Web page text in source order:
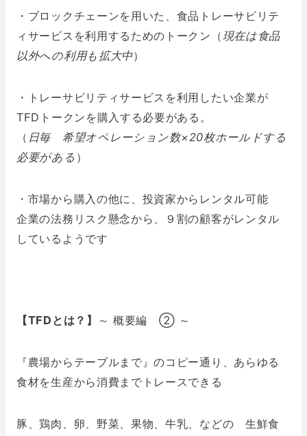
・ブロックチェーンを用いた、食品トレーサビリテ
ィサービスを利用するためのトークン（現在は食品
以外への利用も拡大中）
・トレーサビリティサービスを利用したい企業が
TFDトークンを購入する必要がある。
（ 日毎 希望オペレーション数×20枚ホールドする
必要がある ）
・市場から購入の他に、投資家からレンタル可能
企業の法務リスク懸念から、９割の顧客がレンタル
しているようです
【TFDとは？】 ～ 概要編 ② ～
『農場からテーブルまで』のコピー通り、あらゆる
食材を生産から消費までトレースできる
豚、鶏肉、卵、野菜、果物、牛乳、などの 生鮮食